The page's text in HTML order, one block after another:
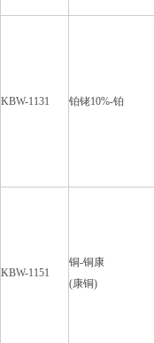
KBW-1131 铂铑10%-铂
KBW-1151
铜-铜康
(康铜)